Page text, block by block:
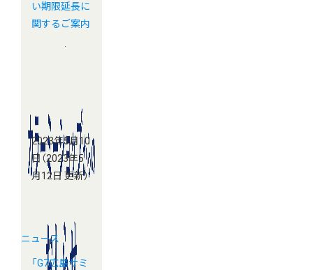
い期限延長に
関するご案内
2023年5月10
日 （2023年5
月12日 更新）
ニュース
「G7広島サミ